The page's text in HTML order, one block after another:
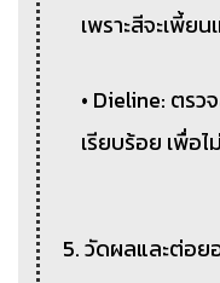
เพราะสีจะเพี้ย
• Dieline: ตรว
เรียบร้อย เพื่อ
5. วัดผลและต่อ